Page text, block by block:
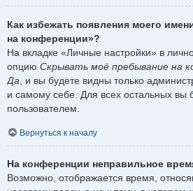
Как избежать появления моего
на конференции»?
На вкладке «Личные настройки» в
опцию Скрывать моё пребывание на
Да , и вы будете видны только
и самому себе. Для всех остальных вы
пользователем.
Вернуться к началу
На конференции неправильное
Возможно, отображается время,